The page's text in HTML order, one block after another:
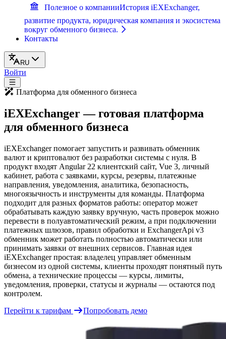
Полезное о компанииИстория iEXExchanger,
развитие продукта, юридическая компания и экосистема
вокруг обменного бизнеса.
Контакты
RU
Войти
Платформа для обменного бизнеса
iEXExchanger — готовая платформа
для обменного бизнеса
iEXExchanger помогает запустить и развивать обменник
валют и криптовалют без разработки системы с нуля. В
продукт входят Angular 22 клиентский сайт, Vue 3, личный
кабинет, работа с заявками, курсы, резервы, платежные
направления, уведомления, аналитика, безопасность,
многоязычность и инструменты для команды. Платформа
подходит для разных форматов работы: оператор может
обрабатывать каждую заявку вручную, часть проверок можно
перевести в полуавтоматический режим, а при подключении
платежных шлюзов, правил обработки и ExchangerApi v3
обменник может работать полностью автоматически или
принимать заявки от внешних сервисов. Главная идея
iEXExchanger простая: владелец управляет обменным
бизнесом из одной системы, клиенты проходят понятный путь
обмена, а технические процессы — курсы, лимиты,
уведомления, проверки, статусы и журналы — остаются под
контролем.
Перейти к тарифам
Попробовать демо